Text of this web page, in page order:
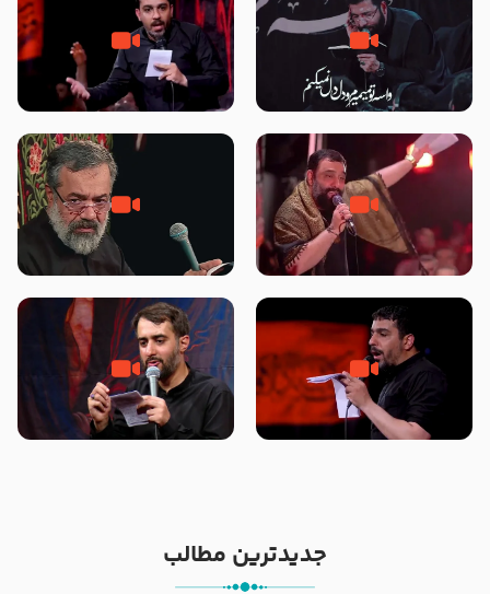
مصداق کربلا – حاج حسین سیب
سرخی
شور ، حسینا! به‌ حق زهرا «أُنْظُرْ
إِلَینا» – عزاداری شب هفتم ماه
جانا جانا ابی عبدالله – کربلایی جواد
مقدم – شب هشتم محرم 1448 –
مادر منم مثل تو خمیدم – حاج
محمود کریمی – شهادت حضرت
هیئت رایة العباس علیه السلام
تک ، عبّاس، صاحب دل‌هاست –
حاج حنیف طاهری – عزاداری شب
من غلام نوکراتم من عاشق کربلاتم
– شور زمینه – شب هفتم – محرم
جدیدترین مطالب